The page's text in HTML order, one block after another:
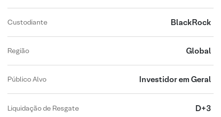
Custodiante BlackRock
Região Global
Público Alvo Investidor em Geral
Liquidação de Resgate D+3